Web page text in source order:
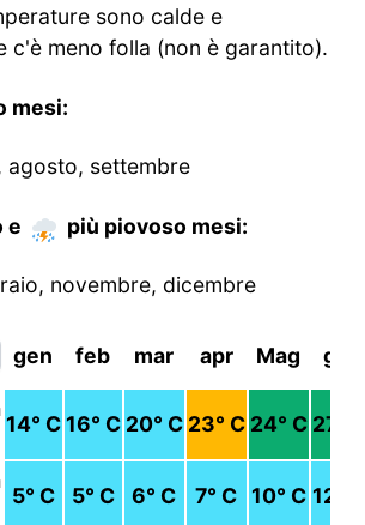
sono calde e
c'è meno folla (non è garantito).
mesi:
agosto, settembre
e più piovoso mesi:
novembre, dicembre
gen feb mar apr Mag giu
14° C 16° C 20° C 23° C 24° C 27
5° C 5° C 6° C 7° C 10° C 12